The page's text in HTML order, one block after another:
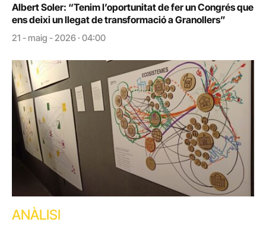
Albert Soler: “Tenim l’oportunitat de fer un Congrés que
ens deixi un llegat de transformació a Granollers”
21 - maig - 2026 · 04:00
ANÀLISI